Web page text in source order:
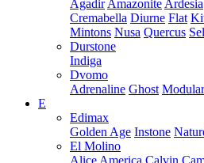
Agadir Amazonite Ardesia
Cremabella Diurne Flat
Mintons Nusa Quercus
Durstone
Indiga
Dvomo
Adrenaline Ghost Modular
E
Edimax
Golden Age Instone
El Molino